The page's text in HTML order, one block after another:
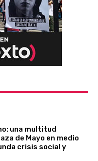
una multitud
de Mayo en medio
crisis social y